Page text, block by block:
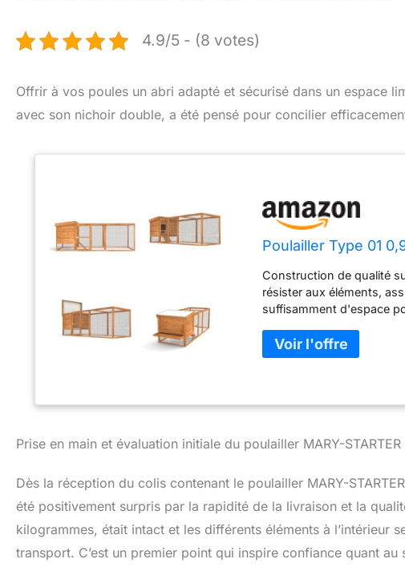
4.9/5 - (8 votes)
Offrir à vos poules un abri adapté et sécurisé dans un espace
avec son nichoir double, a été pensé pour concilier
Poulailler Type 01
Construction de qualité
résister aux éléments,
suffisamment d'espace
équipé d'une clôture en
protégeant votre
ventilation adéquate
pieds surélevés offrent
rustique ajoute une
n'importe quel jardin ou
troupeaux de petite à
propriétaires de fermes
Prise en main et évaluation initiale du poulailler MARY-STARTER
Dès la réception du colis contenant le poulailler MARY-
été positivement surpris par la rapidité de la livraison et la
kilogrammes, était intact et les différents éléments à l’intérieur
transport. C’est un premier point qui inspire confiance quant